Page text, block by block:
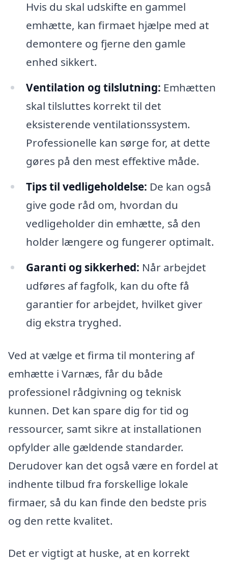
Hvis du skal udskifte en gammel
emhætte, kan firmaet hjælpe med at
demontere og fjerne den gamle
enhed sikkert.
Ventilation og tilslutning: Emhætten
skal tilsluttes korrekt til det
eksisterende ventilationssystem.
Professionelle kan sørge for, at dette
gøres på den mest effektive måde.
Tips til vedligeholdelse: De kan også
give gode råd om, hvordan du
vedligeholder din emhætte, så den
holder længere og fungerer optimalt.
Garanti og sikkerhed: Når arbejdet
udføres af fagfolk, kan du ofte få
garantier for arbejdet, hvilket giver
dig ekstra tryghed.
Ved at vælge et firma til montering af
emhætte i Varnæs, får du både
professionel rådgivning og teknisk
kunnen. Det kan spare dig for tid og
ressourcer, samt sikre at installationen
opfylder alle gældende standarder.
Derudover kan det også være en fordel at
indhente tilbud fra forskellige lokale
firmaer, så du kan finde den bedste pris
og den rette kvalitet.
Det er vigtigt at huske, at en korrekt